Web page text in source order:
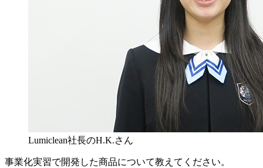
Lumiclean社長のH.K.さん
事業化実習で開発した商品について教えてください。